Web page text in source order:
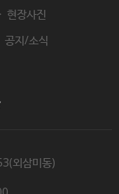
현장사진
공지/소식
외삼미동)